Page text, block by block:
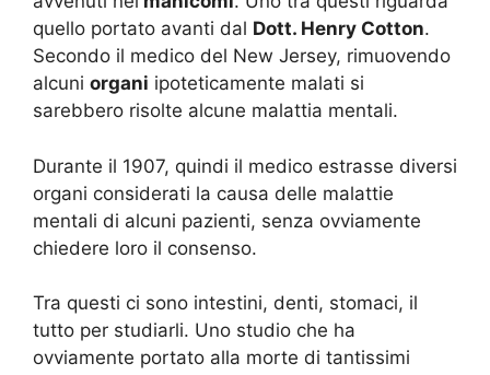
quello portato avanti dal Dott. Henry Cotton.
Secondo il medico del New Jersey, rimuovendo
alcuni organi ipoteticamente malati si
sarebbero risolte alcune malattia mentali.
Durante il 1907, quindi il medico estrasse diversi
organi considerati la causa delle malattie
mentali di alcuni pazienti, senza ovviamente
chiedere loro il consenso.
Tra questi ci sono intestini, denti, stomaci, il
tutto per studiarli. Uno studio che ha
ovviamente portato alla morte di tantissimi